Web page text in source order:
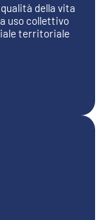
della vita
uso collettivo
territoriale